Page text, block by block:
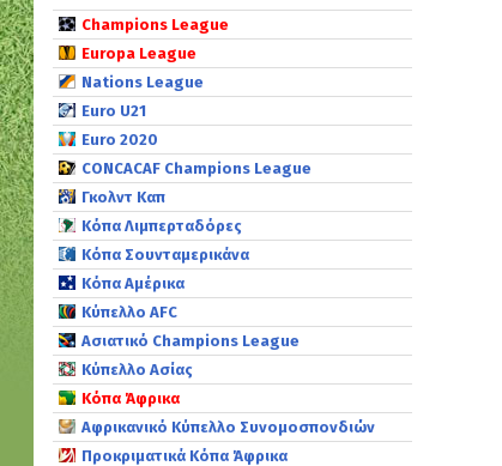
Champions League
Europa League
Nations League
Euro U21
Euro 2020
CONCACAF Champions League
Γκολντ Καπ
Κόπα Λιμπερταδόρες
Κόπα Σουνταμερικάνα
Κόπα Αμέρικα
Κύπελλο AFC
Ασιατικό Champions League
Κύπελλο Ασίας
Κόπα Άφρικα
Αφρικανικό Κύπελλο Συνομοσπονδιών
Προκριματικά Κόπα Άφρικα